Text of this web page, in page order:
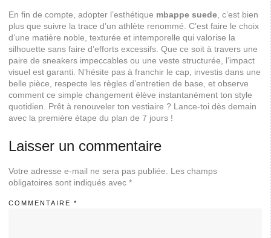
En fin de compte, adopter l’esthétique mbappe suede , c’est bien
plus que suivre la trace d’un athlète renommé. C’est faire le choix
d’une matière noble, texturée et intemporelle qui valorise la
silhouette sans faire d’efforts excessifs. Que ce soit à travers une
paire de sneakers impeccables ou une veste structurée, l’impact
visuel est garanti. N’hésite pas à franchir le cap, investis dans une
belle pièce, respecte les règles d’entretien de base, et observe
comment ce simple changement élève instantanément ton style
quotidien. Prêt à renouveler ton vestiaire ? Lance-toi dès demain
avec la première étape du plan de 7 jours !
Laisser un commentaire
Votre adresse e-mail ne sera pas publiée.
Les champs
obligatoires sont indiqués avec *
COMMENTAIRE *